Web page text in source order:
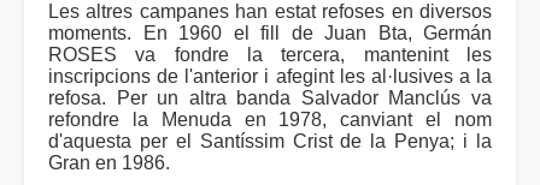
Les altres campanes han estat refoses en diversos
moments. En 1960 el fill de Juan Bta, Germán
ROSES va fondre la tercera, mantenint les
inscripcions de l'anterior i afegint les al·lusives a la
refosa. Per un altra banda Salvador Manclús va
refondre la Menuda en 1978, canviant el nom
d'aquesta per el Santíssim Crist de la Penya; i la
Gran en 1986.